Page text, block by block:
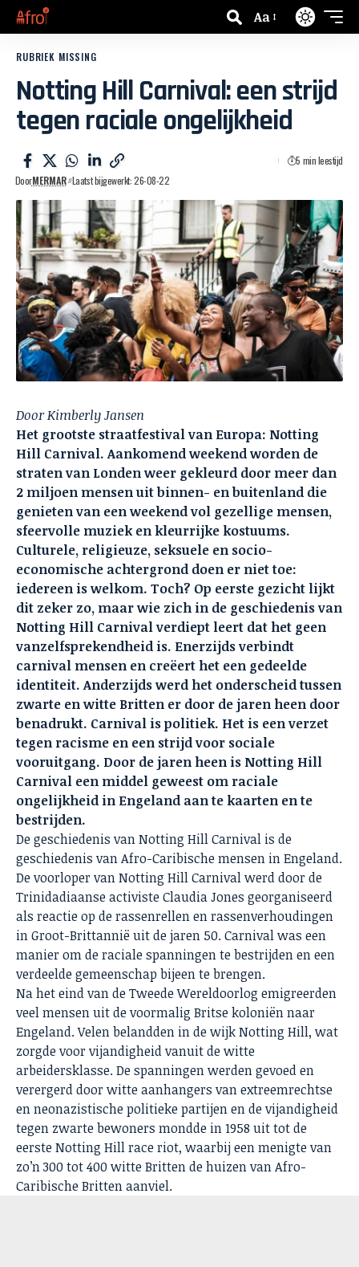
Aa
RUBRIEK MISSING
Notting Hill Carnival: een strijd
tegen raciale ongelijkheid
DoorMERMAR Laatst bijgewerkt: 26-08-22
5 min leestijd
Door Kimberly Jansen
Het grootste straatfestival van Europa: Notting
Hill Carnival. Aankomend weekend worden de
straten van Londen weer gekleurd door meer dan
2 miljoen mensen uit binnen- en buitenland die
genieten van een weekend vol gezellige mensen,
sfeervolle muziek en kleurrijke kostuums.
Culturele, religieuze, seksuele en socio-
economische achtergrond doen er niet toe:
iedereen is welkom. Toch? Op eerste gezicht lijkt
dit zeker zo, maar wie zich in de geschiedenis van
Notting Hill Carnival verdiept leert dat het geen
vanzelfsprekendheid is. Enerzijds verbindt
carnival mensen en creëert het een gedeelde
identiteit. Anderzijds werd het onderscheid tussen
zwarte en witte Britten er door de jaren heen door
benadrukt. Carnival is politiek. Het is een verzet
tegen racisme en een strijd voor sociale
vooruitgang. Door de jaren heen is Notting Hill
Carnival een middel geweest om raciale
ongelijkheid in Engeland aan te kaarten en te
bestrijden.
De geschiedenis van Notting Hill Carnival is de
geschiedenis van Afro-Caribische mensen in Engeland.
De voorloper van Notting Hill Carnival werd door de
Trinidadiaanse activiste Claudia Jones georganiseerd
als reactie op de rassenrellen en rassenverhoudingen
in Groot-Brittannië uit de jaren 50. Carnival was een
manier om de raciale spanningen te bestrijden en een
verdeelde gemeenschap bijeen te brengen.
Na het eind van de Tweede Wereldoorlog emigreerden
veel mensen uit de voormalig Britse koloniën naar
Engeland. Velen belandden in de wijk Notting Hill, wat
zorgde voor vijandigheid vanuit de witte
arbeidersklasse. De spanningen werden gevoed en
verergerd door witte aanhangers van extreemrechtse
en neonazistische politieke partijen en de vijandigheid
tegen zwarte bewoners mondde in 1958 uit tot de
eerste Notting Hill race riot, waarbij een menigte van
zo’n 300 tot 400 witte Britten de huizen van Afro-
Caribische Britten aanviel.